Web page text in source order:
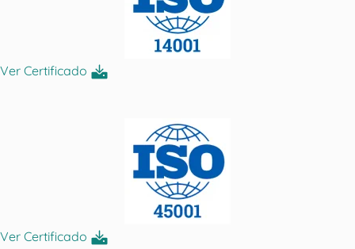
Ver Certificado
Ver Certificado